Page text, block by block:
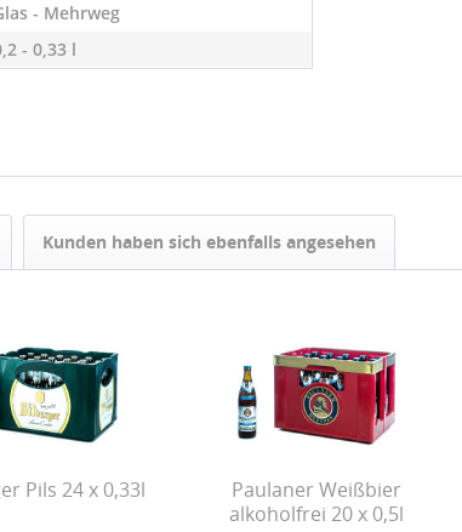
- Mehrweg
- 0,33 l
Kunden haben sich ebenfalls angesehen
Pils 24 x 0,33l
Paulaner Weißbier
alkoholfrei 20 x 0,5l